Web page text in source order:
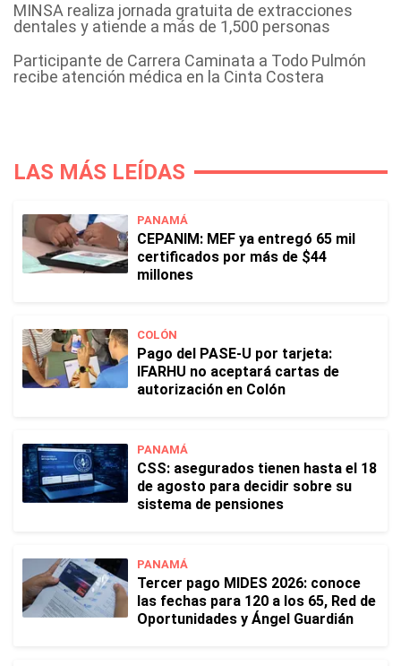
MINSA realiza jornada gratuita de extracciones
dentales y atiende a más de 1,500 personas
Participante de Carrera Caminata a Todo Pulmón
recibe atención médica en la Cinta Costera
LAS MÁS LEÍDAS
PANAMÁ
CEPANIM: MEF ya entregó 65 mil
certificados por más de $44
millones
COLÓN
Pago del PASE-U por tarjeta:
IFARHU no aceptará cartas de
autorización en Colón
PANAMÁ
CSS: asegurados tienen hasta el 18
de agosto para decidir sobre su
sistema de pensiones
PANAMÁ
Tercer pago MIDES 2026: conoce
las fechas para 120 a los 65, Red de
Oportunidades y Ángel Guardián